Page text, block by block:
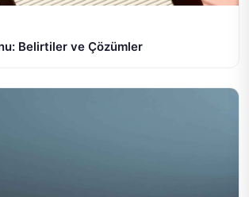
Belirtiler ve Çözümler